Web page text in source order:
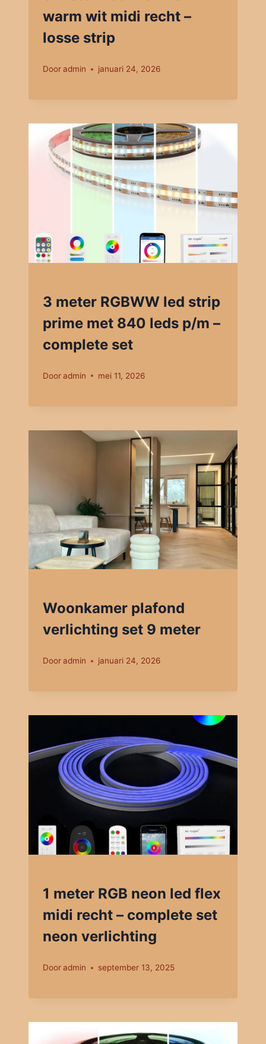
warm wit midi recht –
losse strip
Dooradmin januari 24, 2026
3 meter RGBWW led strip
prime met 840 leds p/m –
complete set
Dooradmin mei 11, 2026
Woonkamer plafond
verlichting set 9 meter
Dooradmin januari 24, 2026
1 meter RGB neon led flex
midi recht – complete set
neon verlichting
Dooradmin september 13, 2025